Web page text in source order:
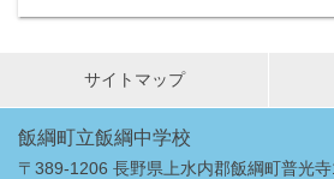
サイトマップ
飯綱町立飯綱中学校
〒389-1206 長野県上水内郡飯綱町普光